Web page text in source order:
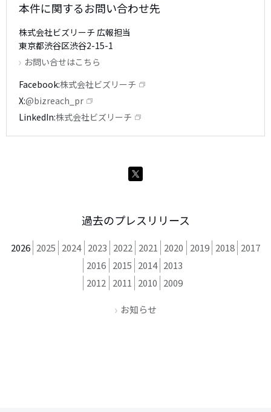
本件に関するお問い合わせ先
株式会社ビズリーチ 広報担当
東京都渋谷区渋谷2-15-1
お問い合せはこちら
Facebook 株式会社ビズリーチ
X@bizreach_pr
LinkedIn 株式会社ビズリーチ
過去のプレスリリース
2026 2025 2024 2023 2022 2021 2020 2019 2018 2017
2016 2015 2014 2013
2012
2011 2010 2009
お知らせ